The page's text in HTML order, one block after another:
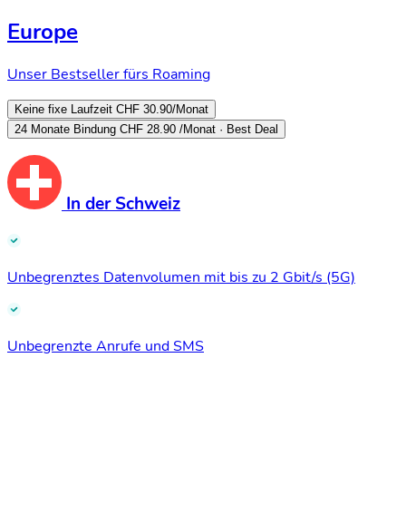
Europe
Unser Bestseller fürs Roaming
Keine fixe Laufzeit CHF 30.90/Monat
24 Monate Bindung CHF 28.90 /Monat · Best Deal
In der Schweiz
Unbegrenztes Datenvolumen mit bis zu 2 Gbit/s (5G)
Unbegrenzte Anrufe und SMS